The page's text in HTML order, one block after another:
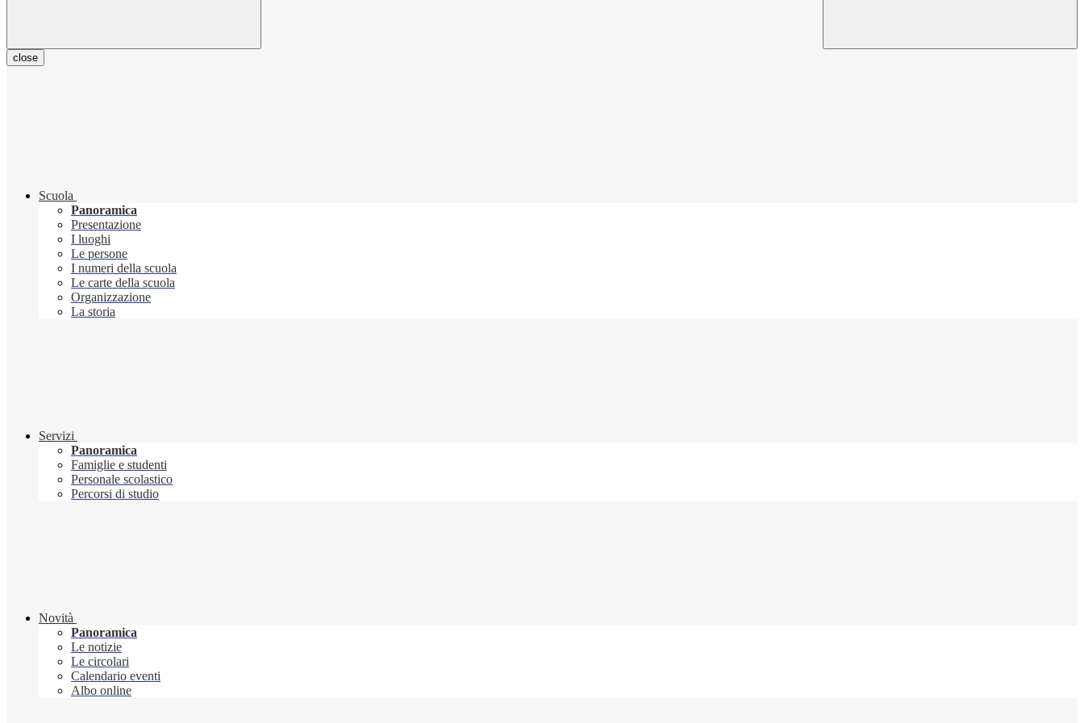
close
Scuola
Panoramica
Presentazione
I luoghi
Le persone
I numeri della scuola
Le carte della scuola
Organizzazione
La storia
Servizi
Panoramica
Famiglie e studenti
Personale scolastico
Percorsi di studio
Novità
Panoramica
Le notizie
Le circolari
Calendario eventi
Albo online